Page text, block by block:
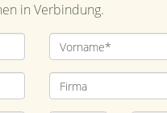
in Verbindung.